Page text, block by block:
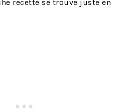
recette se trouve juste en